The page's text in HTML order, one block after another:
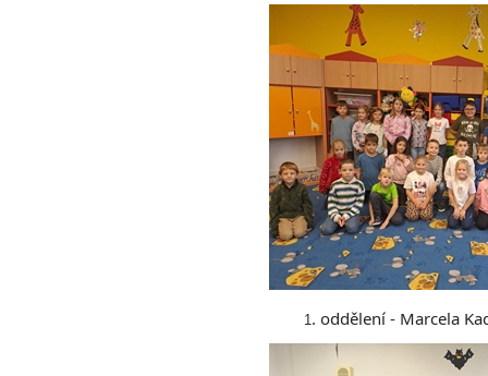
1. oddělení - Marcela